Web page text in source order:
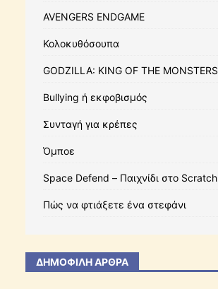
AVENGERS ENDGAME
Κολοκυθόσουπα
GODZILLA: KING OF THE MONSTERS
Bullying ή εκφοβισμός
Συνταγή για κρέπες
Όμποε
Space Defend – Παιχνίδι στο Scratch
Πώς να φτιάξετε ένα στεφάνι
ΔΗΜΟΦΙΛΉ ΆΡΘΡΑ